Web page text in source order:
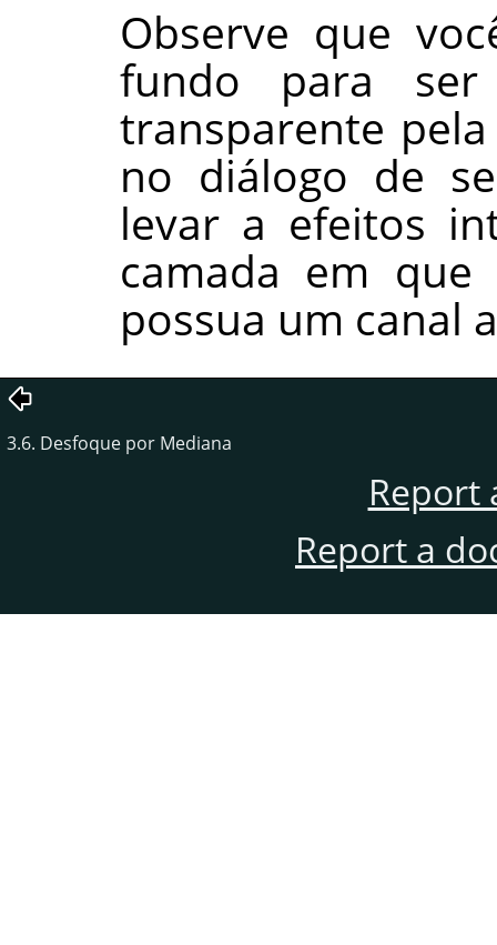
Observe que
fundo para
transparente
no diálogo de
levar a efeitos
camada em que
possua um canal
3.6. Desfoque por Mediana
Report
Report a